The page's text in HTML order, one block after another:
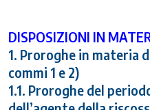
DISPOSIZIONI IN
1. Proroghe in materia
commi 1 e 2)
1.1. Proroghe del